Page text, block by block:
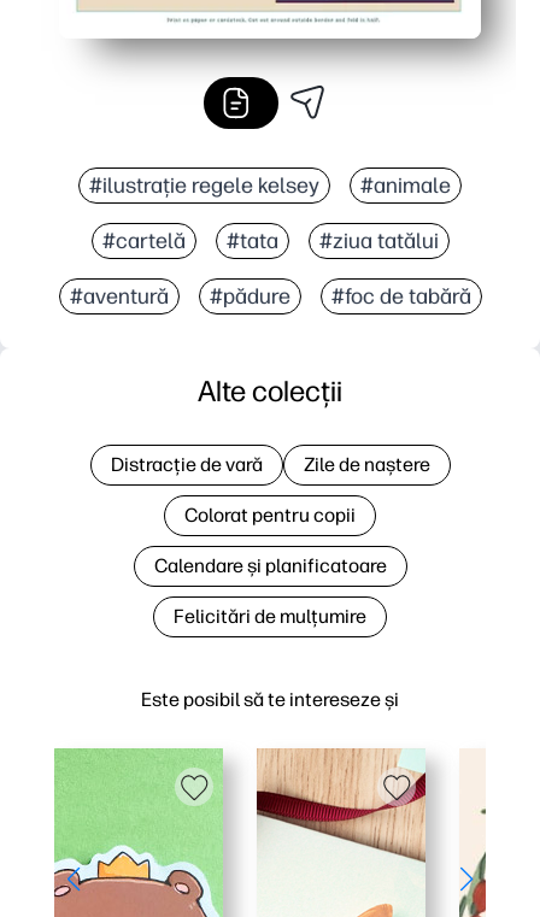
#ilustrație regele kelsey #animale
#cartelă #tata #ziua tatălui
#aventură #pădure #foc de tabără
Este posibil să te intereseze și
Alte colecții
Distracție de vară Zile de naștere
Colorat pentru copii
Calendare și planificatoare
Felicitări de mulțumire